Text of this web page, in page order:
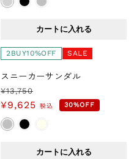
価
ル
カートに入れる
2BUY10%OFF SALE
スニーカーサンダル
通
常
価
¥13,750
セ
ー
ル
¥9,625 税込 30%OFF
カートに入れる